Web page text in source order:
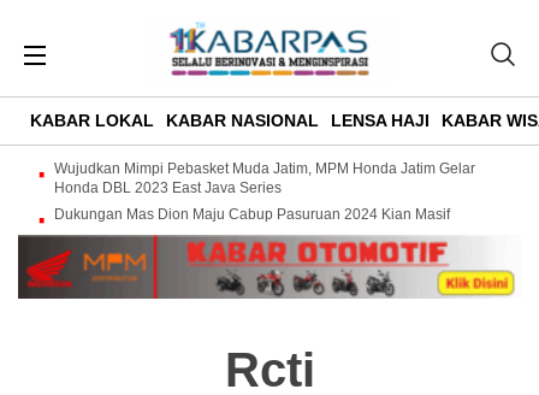
KABAR LOKAL KABAR NASIONAL LENSA HAJI KABAR
Wujudkan Mimpi Pebasket Muda Jatim, MPM Honda Jatim Gelar
Honda DBL 2023 East Java Series
Dukungan Mas Dion Maju Cabup Pasuruan 2024 Kian Masif
Rcti